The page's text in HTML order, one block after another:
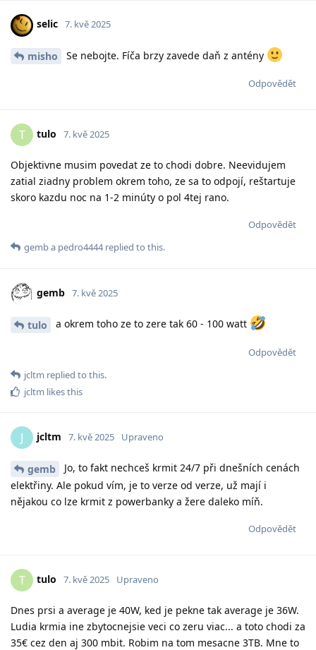
selic 7. kvě 2025
misho Se nebojte. Fíča brzy zavede daň z antény
Odpovědět
T tulo 7. kvě 2025
Objektivne musim povedat ze to chodi dobre. Neevidujem
zatial ziadny problem okrem toho, ze sa to odpojí, reštartuje
skoro kazdu noc na 1-2 minúty o pol 4tej rano.
Odpovědět
gemba pedro4444replied to this.
gemb 7. kvě 2025
tulo a okrem toho ze to zere tak 60 - 100 watt
Odpovědět
jcltm replied to this.
jcltm likes this
J jcltm 7. kvě 2025 Upraveno
gemb
Jo, to fakt nechceš krmit 24/7 při dnešních cenách
elektřiny. Ale pokud vím, je to verze od verze, už mají i
nějakou co lze krmit z powerbanky a žere daleko míň.
Odpovědět
T tulo 7. kvě 2025 Upraveno
Dnes prsi a average je 40W, ked je pekne tak average je 36W.
Ludia krmia ine zbytocnejsie veci co zeru viac... a toto chodi za
35€ cez den aj 300 mbit. Robim na tom mesacne 3TB. Mne to